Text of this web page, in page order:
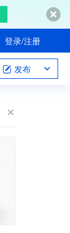
登录/注册
发布